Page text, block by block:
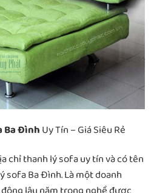
Ba ĐìnhUy Tín – Giá Siêu Rẻ
chỉ thanh lý sofa uy tín và có tên
Ba Đình. Là một doanh